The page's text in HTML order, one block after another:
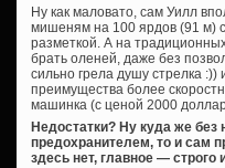
Ну как маловато, сам Уилл
мишеням на 100 ярдов (91 м)
разметкой. А на
брать оленей, даже без
сильно грела душу стрелка
преимущества более
машинка (с ценой 2000
Недостатки? Ну куда же без
предохранителем, то и сам
здесь нет, главное —